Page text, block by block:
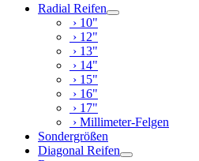
Radial Reifen
› 10"
› 12"
› 13"
› 14"
› 15"
› 16"
› 17"
› Millimeter-Felgen
Sondergrößen
Diagonal Reifen